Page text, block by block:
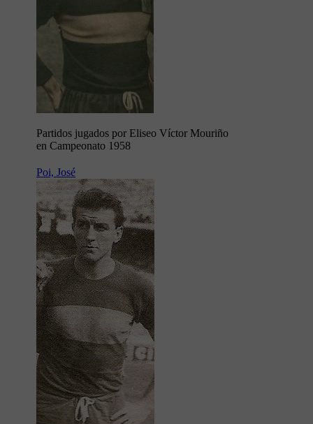
Partidos jugados por Eliseo Víctor Mouriño
en Campeonato 1958
Poi, José